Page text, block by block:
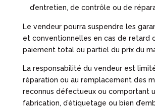
d’entretien, de contrôle ou de
Le vendeur pourra suspendre les
et conventionnelles en cas de retard
paiement total ou partiel du prix du
La responsabilité du vendeur est
réparation ou au remplacement des
reconnus défectueux ou comportant
fabrication, d’étiquetage ou bien